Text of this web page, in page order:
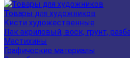
Товары для художников
Кисти художественные
Лак акриловый, воск, грунт,
Мастихины
Графические материалы